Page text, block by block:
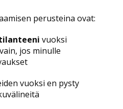
perusteina ovat:
vuoksi
jos minulle
vuoksi en pysty